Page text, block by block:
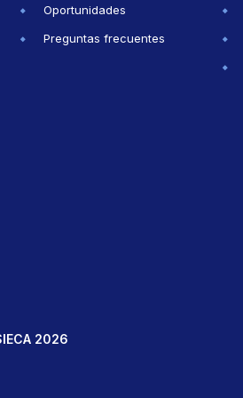
Oportunidades
Preguntas frecuentes
2026